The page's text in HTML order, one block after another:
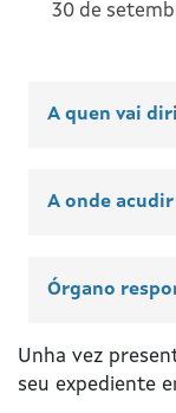
30 de
A quen vai
A onde acudir
Órgano
Unha vez
seu expediente